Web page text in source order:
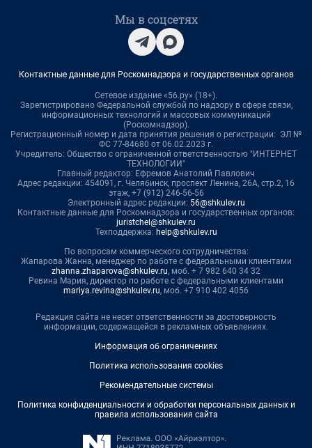
Мы в соцсетях
Контактные данные для Роскомнадзора и государственных органов
Сетевое издание «56.ру» (18+).
Зарегистрировано Федеральной службой по надзору в сфере связи,
информационных технологий и массовых коммуникаций
(Роскомнадзор).
Регистрационный номер и дата принятия решения о регистрации: ЭЛ №
ФС 77-84680 от 06.02.2023 г.
Учредитель: Общество с ограниченной ответственностью "ИНТЕРНЕТ
ТЕХНОЛОГИИ"
Главный редактор: Ефремов Анатолий Павлович
Адрес редакции: 454091, г. Челябинск, проспект Ленина, 26А, стр.2, 16
этаж, +7 (912) 246-56-56
Электронный адрес редакции: 56@shkulev.ru
Контактные данные для Роскомнадзора и государственных органов:
juristchel@shkulev.ru
Техподдержка: help@shkulev.ru
По вопросам коммерческого сотрудничества:
Жапарова Жанна, менеджер по работе с федеральными клиентами
zhanna.zhaparova@shkulev.ru, моб. + 7 982 640 34 32
Ревина Мария, директор по работе с федеральными клиентами
mariya.revina@shkulev.ru, моб. +7 910 402 4056
Редакция сайта не несет ответственности за достоверность
информации, содержащейся в рекламных объявлениях.
Информация об ограничениях
Политика использования cookies
Рекомендательные системы
Политика конфиденциальности и обработки персональных данных и
правила использования сайта